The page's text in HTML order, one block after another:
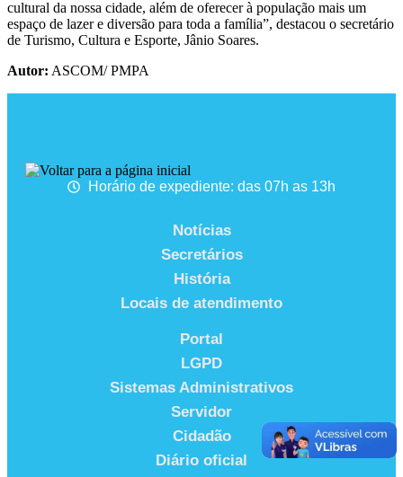
cultural da nossa cidade, além de oferecer à população mais um
espaço de lazer e diversão para toda a família”, destacou o secretário
de Turismo, Cultura e Esporte, Jânio Soares.
Autor: ASCOM/ PMPA
Horário de expediente: das 07h as 13h
Notícias
Secretários
História
Locais de atendimento
Portal
LGPD
Sistemas Administrativos
Servidor
Cidadão
Diário oficial